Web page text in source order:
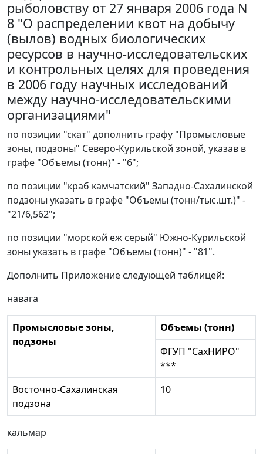
рыболовству от 27 января 2006 года N
8 "О распределении квот на добычу
(вылов) водных биологических
ресурсов в научно-исследовательских
и контрольных целях для проведения
в 2006 году научных исследований
между научно-исследовательскими
организациями"
по позиции "скат" дополнить графу "Промысловые
зоны, подзоны" Северо-Курильской зоной, указав в
графе "Объемы (тонн)" - "6";
по позиции "краб камчатский" Западно-Сахалинской
подзоны указать в графе "Объемы (тонн/тыс.шт.)" -
"21/6,562";
по позиции "морской еж серый" Южно-Курильской
зоны указать в графе "Объемы (тонн)" - "81".
Дополнить Приложение следующей таблицей:
навага
Промысловые зоны,
подзоны
Объемы (тонн)
ФГУП "СахНИРО"
***
Восточно-Сахалинская
подзона
10
кальмар